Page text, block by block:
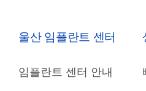
울산 임플란트 센터
임플란트 센터 안내